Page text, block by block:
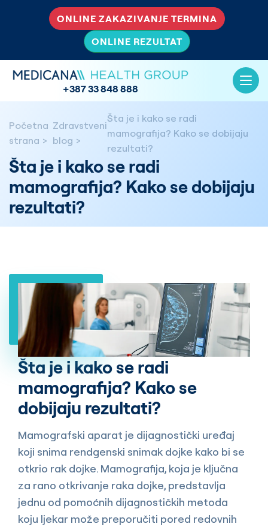
ONLINE ZAKAZIVANJE TERMINA
ONLINE REZULTAT
+387 33 848 888
Početna
strana
Zdravstveni
blog
Šta je i kako se radi
mamografija? Kako se dobijaju
rezultati?
Šta je i kako se radi
mamografija? Kako se dobijaju
rezultati?
Šta je i kako se radi
mamografija? Kako se
dobijaju rezultati?
Mamografski aparat je dijagnostički uređaj
koji snima rendgenski snimak dojke kako bi se
otkrio rak dojke. Mamografija, koja je ključna
za rano otkrivanje raka dojke, predstavlja
jednu od pomoćnih dijagnostičkih metoda
koju ljekar može preporučiti pored redovnih